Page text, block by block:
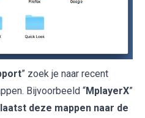
” zoek je naar recent
Bijvoorbeeld “MplayerX”
deze mappen naar de